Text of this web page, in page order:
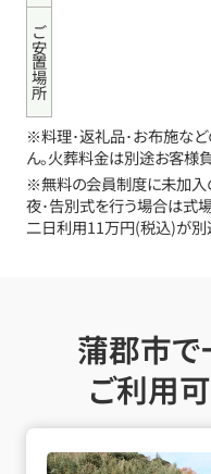
ご安置場所
※料理･返礼品･お布施など
ん。火葬料金は別途お客様
※無料の会員制度に未加入
夜･告別式を行う場合は式
二日利用11万円(税込)が別
蒲郡市で
ご利用